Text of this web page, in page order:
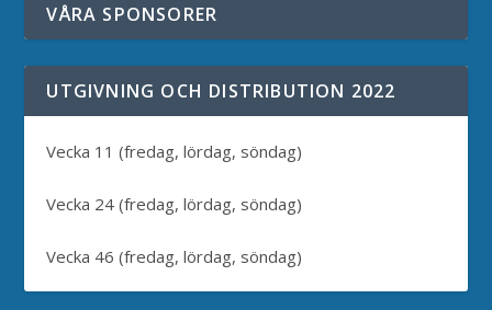
VÅRA SPONSORER
UTGIVNING OCH DISTRIBUTION 2022
Vecka 11 (fredag, lördag, söndag)
Vecka 24 (fredag, lördag, söndag)
Vecka 46 (fredag, lördag, söndag)